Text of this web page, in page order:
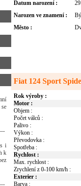
i
k
Datum narození :
Narozen ve znamení :
Město :
Fiat 124 Sport
Rok výroby :
Motor :
Objem :
Počet válců :
Palivo :
Výkon :
Převodovka :
Spotřeba :
Rychlost :
Max. rychlost :
Zrychlení z 0-100 km/h :
Exterier :
Barva :